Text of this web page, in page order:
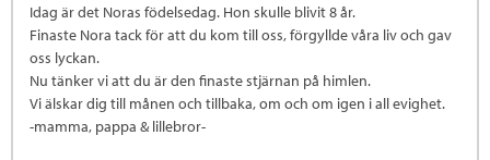
Idag är det Noras födelsedag. Hon skulle blivit 8 år.
Finaste Nora tack för att du kom till oss, förgyllde våra liv och gav
oss lyckan.
Nu tänker vi att du är den finaste stjärnan på himlen.
Vi älskar dig till månen och tillbaka, om och om igen i all evighet.
-mamma, pappa & lillebror-